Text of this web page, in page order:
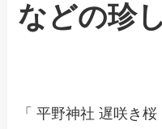
などの珍
「 平野神社 遅咲き桜